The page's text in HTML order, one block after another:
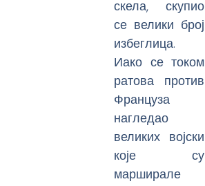
скела, скупио
се велики број
избеглица.
Иако се током
ратова против
Француза
нагледао
великих војски
које су
марширале